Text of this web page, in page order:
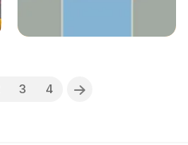
3 4